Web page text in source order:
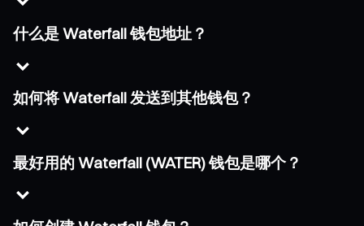
什么是 Waterfall 钱包地址？
如何将 Waterfall 发送到其他钱包？
最好用的 Waterfall (WATER) 钱包是哪个？